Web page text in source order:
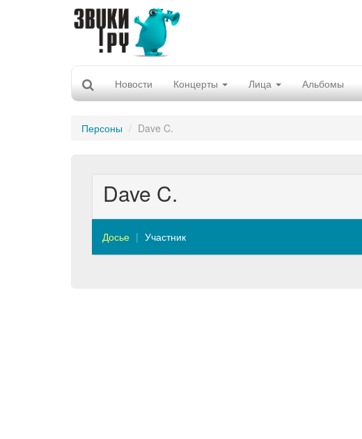
Новости Концерты Лица Альбомы
Персоны Dave C.
Dave C.
Досье Участник